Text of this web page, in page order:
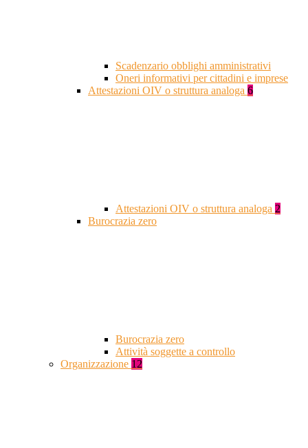
Scadenzario obblighi amministrativi
Oneri informativi per cittadini e imprese
Attestazioni OIV o struttura analoga 6
Attestazioni OIV o struttura analoga 2
Burocrazia zero
Burocrazia zero
Attività soggette a controllo
Organizzazione 12